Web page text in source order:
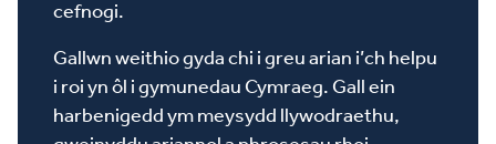
cefnogi.
Gallwn weithio gyda chi i greu arian i’ch helpu
i roi yn ôl i gymunedau Cymraeg. Gall ein
harbenigedd ym meysydd llywodraethu,